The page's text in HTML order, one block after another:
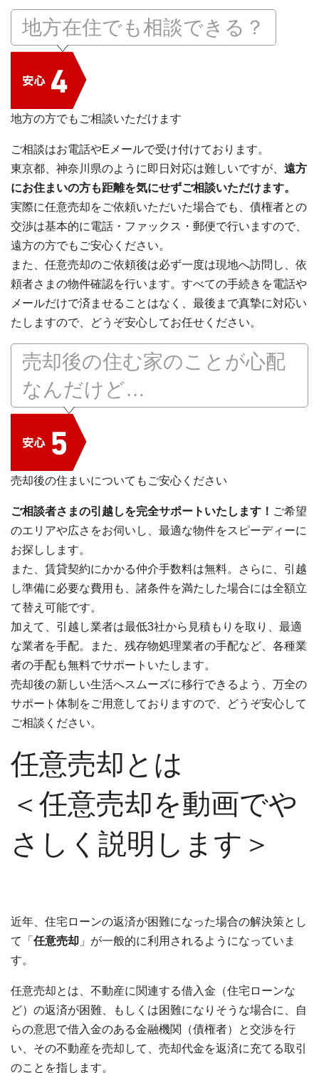
地方在住でも相談できる？
地方の方でもご相談いただけます
ご相談はお電話やEメールで受け付けております。
東京都、神奈川県のように即日対応は難しいですが、 遠方
にお住まいの方も距離を気にせずご相談いただけます。
実際に任意売却をご依頼いただいた場合でも、債権者との
交渉は基本的に電話・ファックス・郵便で行いますので、
遠方の方でもご安心ください。
また、任意売却のご依頼後は必ず一度は現地へ訪問し、依
頼者さまの物件確認を行います。すべての手続きを電話や
メールだけで済ませることはなく、最後まで真摯に対応い
たしますので、どうぞ安心してお任せください。
売却後の住む家のことが心配
なんだけど…
売却後の住まいについてもご安心ください
ご相談者さまの引越しを完全サポートいたします！ ご希望
のエリアや広さをお伺いし、最適な物件をスピーディーに
お探しします。
また、賃貸契約にかかる仲介手数料は無料。さらに、引越
し準備に必要な費用も、諸条件を満たした場合には全額立
て替え可能です。
加えて、引越し業者は最低3社から見積もりを取り、最適
な業者を手配。また、残存物処理業者の手配など、各種業
者の手配も無料でサポートいたします。
売却後の新しい生活へスムーズに移行できるよう、万全の
サポート体制をご用意しておりますので、どうぞ安心して
ご相談ください。
任意売却とは
＜任意売却を動画でや
さしく説明します＞
近年、住宅ローンの返済が困難になった場合の解決策とし
て「 任意売却 」が一般的に利用されるようになっていま
す。
任意売却とは、不動産に関連する借入金（住宅ローンな
ど）の返済が困難、もしくは困難になりそうな場合に、自
らの意思で借入金のある金融機関（債権者）と交渉を行
い、その不動産を売却して、売却代金を返済に充てる取引
のことを指します。